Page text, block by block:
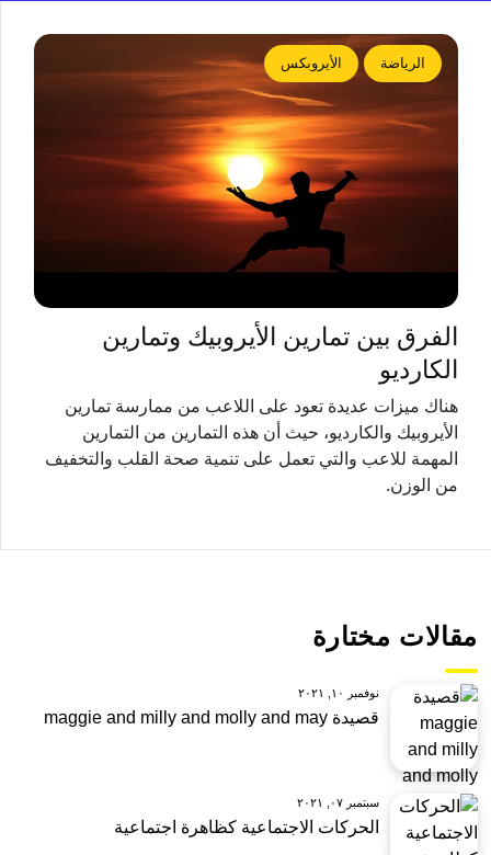
الرياضة الأيروبكس
الفرق بين تمارين الأيروبيك وتمارين
الكارديو
هناك ميزات عديدة تعود على اللاعب من ممارسة تمارين
الأيروبيك والكارديو، حيث أن هذه التمارين من التمارين
المهمة للاعب والتي تعمل على تنمية صحة القلب والتخفيف
من الوزن.
مقالات مختارة
نوفمبر ١٠, ٢٠٢١
قصيدة maggie and milly and molly and may
سبتمبر ٠٧, ٢٠٢١
الحركات الاجتماعية كظاهرة اجتماعية